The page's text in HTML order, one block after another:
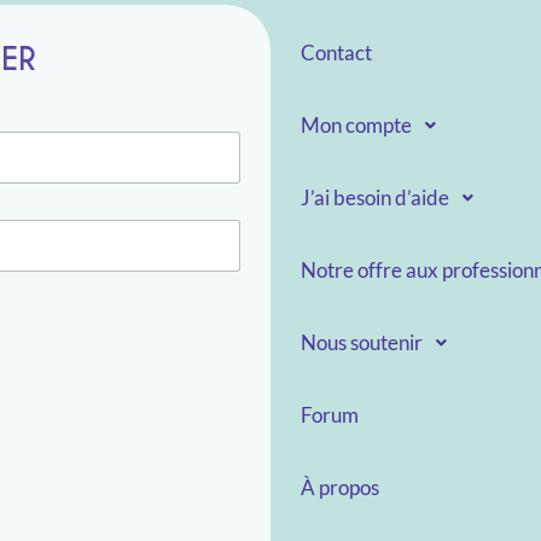
Contact
Mon compte
J’ai besoin d’aide
Notre offre aux
Nous soutenir
Forum
À propos